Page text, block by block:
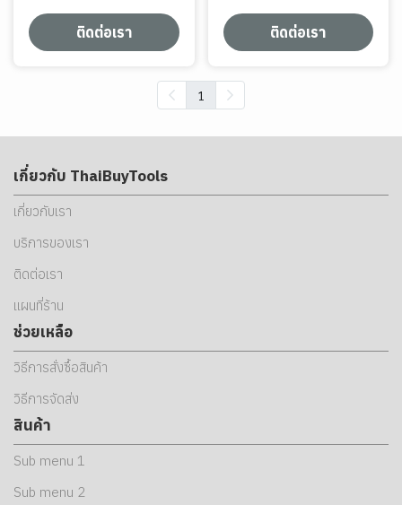
ติดต่อเรา ติดต่อเรา
1
เกี่ยวกับ ThaiBuyTools
เกี่ยวกับเรา
บริการของเรา
ติดต่อเรา
แผนที่ร้าน
ช่วยเหลือ
วิธีการสั่งซื้อสินค้า
วิธีการจัดส่ง
สินค้า
Sub menu 1
Sub menu 2